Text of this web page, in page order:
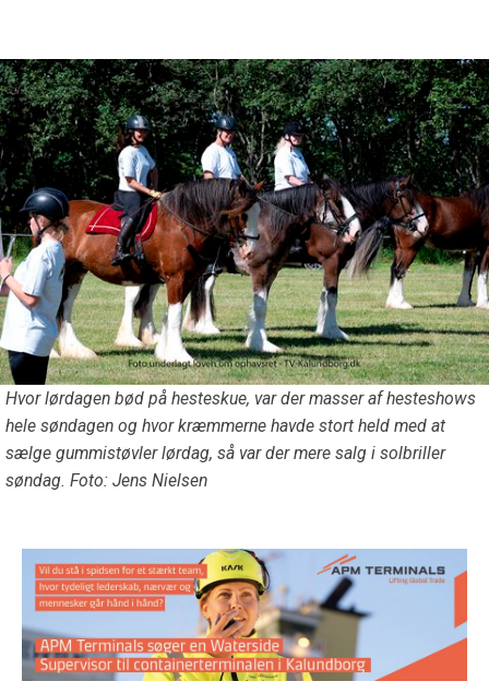
Hvor lørdagen bød på hesteskue, var der masser af hesteshows
hele søndagen og hvor kræmmerne havde stort held med at
sælge gummistøvler lørdag, så var der mere salg i solbriller
søndag. Foto: Jens Nielsen